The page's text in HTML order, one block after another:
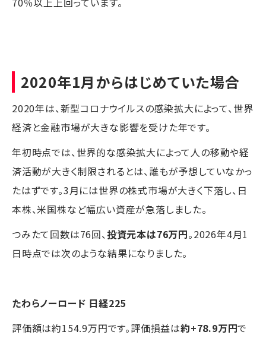
2020年1月からはじめていた場合
2020年は、新型コロナウイルスの感染拡大によって、世界
経済と金融市場が大きな影響を受けた年です。
年初時点では、世界的な感染拡大によって人の移動や経
済活動が大きく制限されるとは、誰もが予想していなかっ
たはずです。3月には世界の株式市場が大きく下落し、日
本株、米国株など幅広い資産が急落しました。
つみたて回数は76回、投資元本は76万円。2026年4月1
日時点では次のような結果になりました。
たわらノーロード 日経225
評価額は約154.9万円です。評価損益は約+78.9万円で